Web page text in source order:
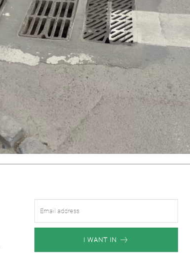
I WANT IN